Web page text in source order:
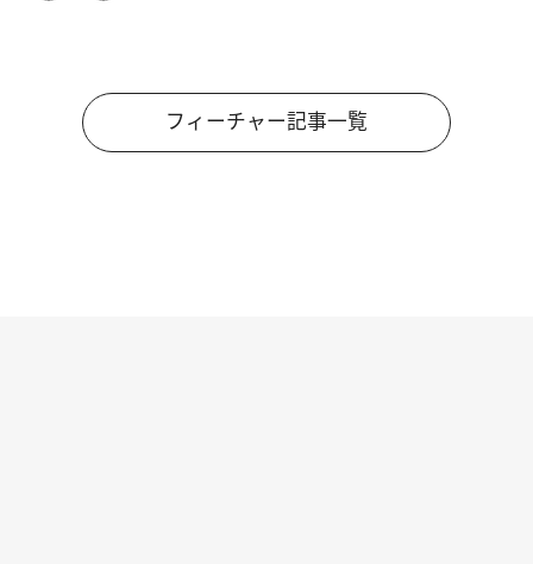
フィーチャー記事一覧